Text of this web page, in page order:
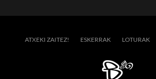
ATXEKI ZAITEZ! ESKERRAK LOTURAK